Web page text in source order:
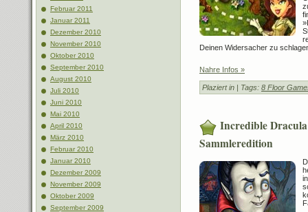
Februar 2011
Januar 2011
Dezember 2010
November 2010
Oktober 2010
September 2010
August 2010
Juli 2010
Juni 2010
Mai 2010
April 2010
März 2010
Februar 2010
Januar 2010
Dezember 2009
November 2009
Oktober 2009
September 2009
Deinen Widersacher zu
Nahre Infos »
Plaziert in | Tags: 8 Floor
Incredible
Sammleredition